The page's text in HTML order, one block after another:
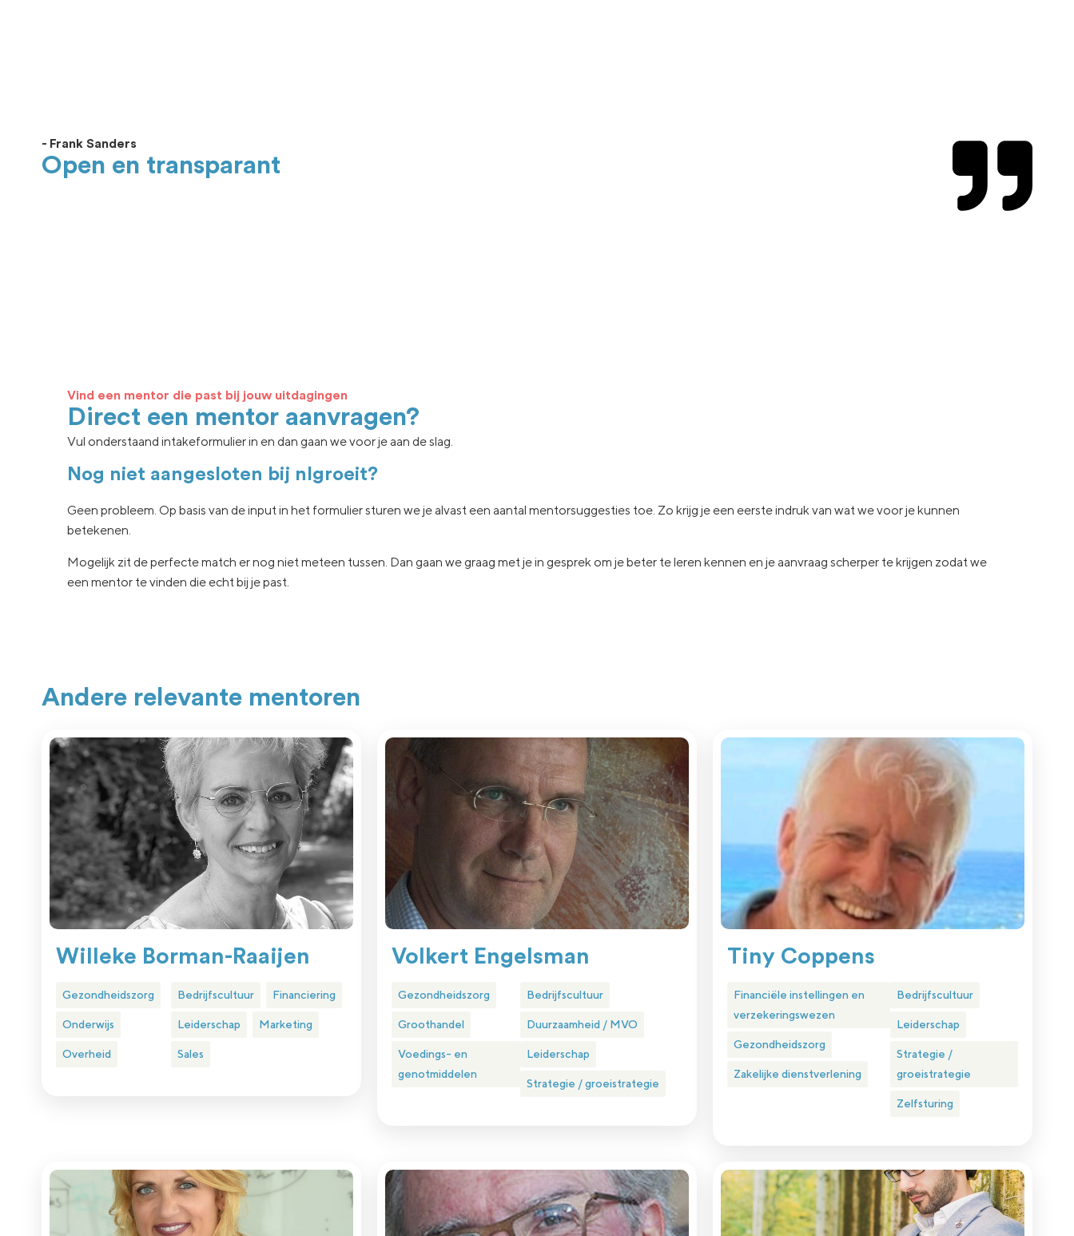
- Frank Sanders
Open en transparant
Vind een mentor die past bij jouw uitdagingen
Direct een mentor aanvragen?
Vul onderstaand intakeformulier in en dan gaan we voor je aan de slag.
Nog niet aangesloten bij nlgroeit?
Geen probleem. Op basis van de input in het formulier sturen we je alvast een aantal mentorsuggesties toe. Zo krijg je een eerste indruk van watwe voor je kunnen
betekenen.
Mogelijk zit deperfecte match er nog niet meteen tussen. Dan gaan we graag met je in gesprek om je beter te leren kennen en je aanvraag scherper te krijgen zodat we
een mentor te vinden die echt bij je past.
Andere relevante mentoren
Willeke Borman-Raaijen
Gezondheidszorg
Onderwijs
Overheid
Bedrijfscultuur Financiering
Leiderschap Marketing
Sales
Volkert Engelsman
Gezondheidszorg
Groothandel
Voedings- en
genotmiddelen
Bedrijfscultuur
Duurzaamheid / MVO
Leiderschap
Strategie / groeistrategie
Tiny Coppens
Financiële instellingen en
verzekeringswezen
Gezondheidszorg
Zakelijke dienstverlening
Bedrijfscultuur
Leiderschap
Strategie /
groeistrategie
Zelfsturing